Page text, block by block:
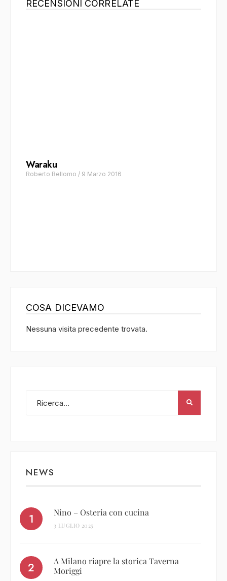
RECENSIONI CORRELATE
Waraku
Roberto Bellomo / 9 Marzo 2016
Basara (Menù Omakase)
NEWS
Nino – Osteria con cucina